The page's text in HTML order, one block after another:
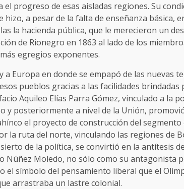
progreso de esas aisladas regiones. Su
hizo, a pesar de la falta de enseñanza básica,
la hacienda pública, que le merecieron un
de Rionegro en 1863 al lado de los
egregios exponentes.
a Europa en donde se empapó de las nuevas
pueblos gracias a las facilidades
Aquileo Elías Parra Gómez, vinculado a la
y posteriormente a nivel de la Unión,
el proyecto de construcción del
la ruta del norte, vinculando las regiones de
de la política, se convirtió en la antítesis
Núñez Moledo, no sólo como su antagonista
el símbolo del pensamiento liberal que el
arrastraba un lastre colonial.